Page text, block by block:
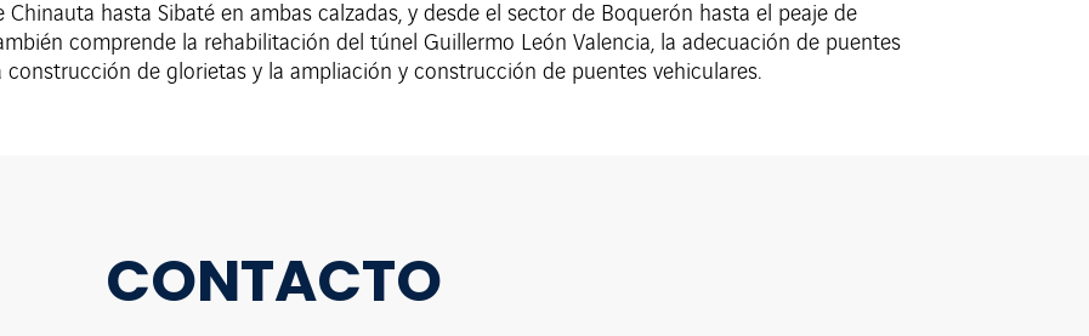
hasta Sibaté en ambas calzadas, y desde el sector de Boquerón hasta el peaje de
comprende la rehabilitación del túnel Guillermo León Valencia, la adecuación de puentes
construcción de glorietas y la ampliación y construcción de puentes vehiculares.
CONTACTO